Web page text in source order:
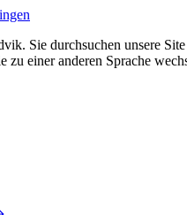
Sie durchsuchen unsere
zu einer anderen Sprache